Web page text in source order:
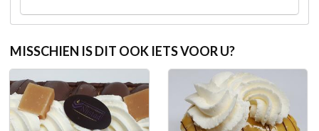
MISSCHIEN IS DIT OOK IETS VOOR U?